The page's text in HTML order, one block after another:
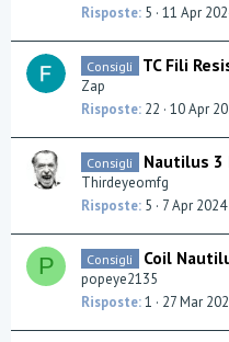
Risposte 5 11 Apr
Consigli TC Fili
Zap
Risposte 22 10 Apr
Consigli Nautilus 3
Thirdeyeomfg
Risposte 5 7 Apr 2024
P Consigli Coil
popeye2135
Risposte 1 27 Mar